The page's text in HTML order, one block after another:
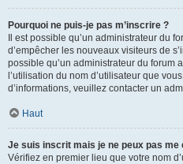
Pourquoi ne puis-je pas m’inscrire ?
Il est possible qu’un administrateur du
d’empêcher les nouveaux visiteurs de
possible qu’un administrateur du forum
l’utilisation du nom d’utilisateur que
d’informations, veuillez contacter un
Haut
Je suis inscrit mais je ne peux pas me
Vérifiez en premier lieu que votre nom